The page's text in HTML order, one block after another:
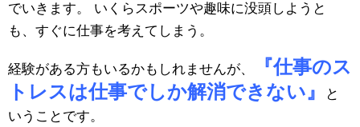
でいきます。 いくらスポーツや趣味に没頭しようと
も、すぐに仕事を考えてしまう。
経験がある方もいるかもしれませんが、
『仕事のス
トレスは仕事でしか解消できない』
と
いうことです。